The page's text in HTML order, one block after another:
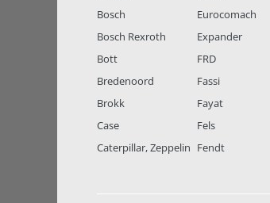
Bosch
Bosch Rexroth
Bott
Bredenoord
Brokk
Case
Caterpillar, Zeppelin
Eurocomach
Expander
FRD
Fassi
Fayat
Fels
Fendt